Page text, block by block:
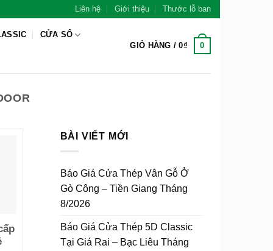
Liên hệ Giới thiệu Thước lỗ ban
CỬA SỔ
GIỎ HÀNG /0₫ 0
BÀI VIẾT MỚI
Báo Giá Cửa Thép Vân Gỗ Ở
Gò Công – Tiền Giang Tháng
8/2026
Báo Giá Cửa Thép 5D Classic
Tại Giá Rai – Bạc Liêu Tháng